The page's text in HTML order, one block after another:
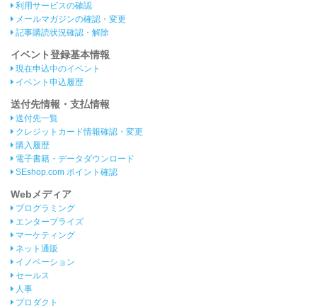
利用サービスの確認
メールマガジンの確認・変更
記事購読状況確認・解除
イベント登録基本情報
現在申込中のイベント
イベント申込履歴
送付先情報・支払情報
送付先一覧
クレジットカード情報確認・変更
購入履歴
電子書籍・データダウンロード
SEshop.com ポイント確認
Webメディア
プログラミング
エンタープライズ
マーケティング
ネット通販
イノベーション
セールス
人事
プロダクト